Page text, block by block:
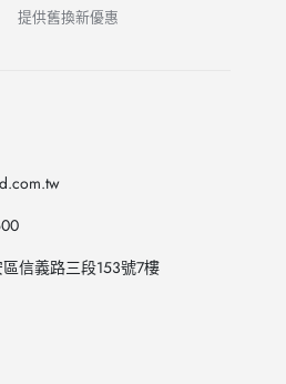
提供舊換新優惠
信義路三段153號7樓